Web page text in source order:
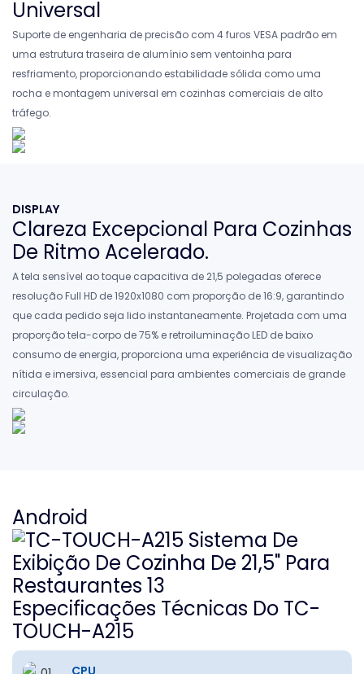
Universal
Suporte de engenharia de precisão com 4 furos VESA padrão em
uma estrutura traseira de alumínio sem ventoinha para
resfriamento, proporcionando estabilidade sólida como uma
rocha e montagem universal em cozinhas comerciais de alto
tráfego.
DISPLAY
Clareza Excepcional Para Cozinhas
De Ritmo Acelerado.
A tela sensível ao toque capacitiva de 21,5 polegadas oferece
resolução Full HD de 1920x1080 com proporção de 16:9, garantindo
que cada pedido seja lido instantaneamente. Projetada com uma
proporção tela-corpo de 75% e retroiluminação LED de baixo
consumo de energia, proporciona uma experiência de visualização
nítida e imersiva, essencial para ambientes comerciais de grande
circulação.
Android
Especificações Técnicas Do TC-
TOUCH-A215
CPU